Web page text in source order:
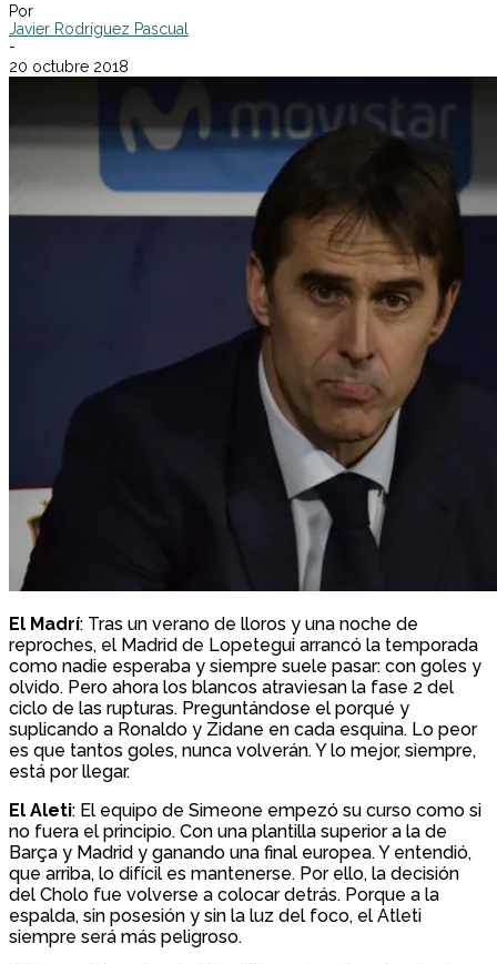
Por
Javier Rodríguez Pascual
-
20 octubre 2018
El Madrí: Tras un verano de lloros y una noche de
reproches, el Madrid de Lopetegui arrancó la temporada
como nadie esperaba y siempre suele pasar: con goles y
olvido. Pero ahora los blancos atraviesan la fase 2 del
ciclo de las rupturas. Preguntándose el porqué y
suplicando a Ronaldo y Zidane en cada esquina. Lo peor
es que tantos goles, nunca volverán. Y lo mejor, siempre,
está por llegar.
El Aleti: El equipo de Simeone empezó su curso como si
no fuera el principio. Con una plantilla superior a la de
Barça y Madrid y ganando una final europea. Y entendió,
que arriba, lo difícil es mantenerse. Por ello, la decisión
del Cholo fue volverse a colocar detrás. Porque a la
espalda, sin posesión y sin la luz del foco, el Atleti
siempre será más peligroso.